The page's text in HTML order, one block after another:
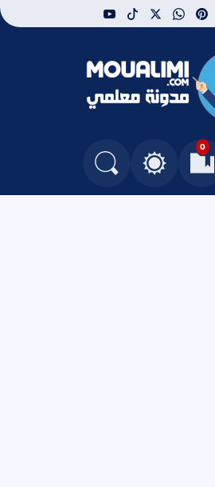
pinterest
whatsapp
x
tiktok
youtube
مدونة معلمي
0
العلامات المرجعيةالتغيير بين الوضع النهاري والداكن
البحث في المدونة